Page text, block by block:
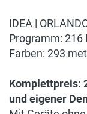
IDEA |
Programm: 216
Farben: 293
Komplettpreis:
und eigener